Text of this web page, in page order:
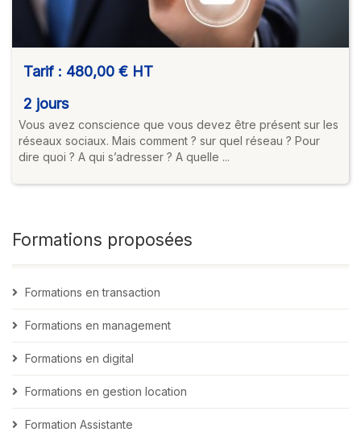
Tarif : 480,00 € HT
2 jours
Vous avez conscience que vous devez être présent sur les
réseaux sociaux. Mais comment ? sur quel réseau ? Pour
dire quoi ? A qui s’adresser ? A quelle ...
Formations proposées
Formations en transaction
Formations en management
Formations en digital
Formations en gestion location
Formation Assistante